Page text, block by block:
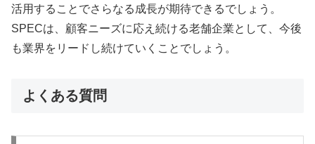
活用することでさらなる成長が期待できるでしょう。
SPECは、顧客ニーズに応え続ける老舗企業として、今後
も業界をリードし続けていくことでしょう。
よくある質問